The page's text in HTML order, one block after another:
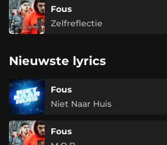
Fous
Zelfreflectie
Nieuwste lyrics
Fous
Niet Naar Huis
Fous